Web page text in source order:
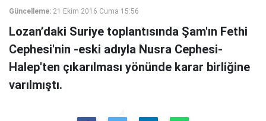
Güncelleme: 21 Ekim 2016 Cuma 15:56
Lozan’daki Suriye toplantısında Şam'ın Fethi
Cephesi'nin -eski adıyla Nusra Cephesi-
Halep'ten çıkarılması yönünde karar birliğine
varılmıştı.